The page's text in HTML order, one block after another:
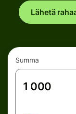
Lähetä
Summa